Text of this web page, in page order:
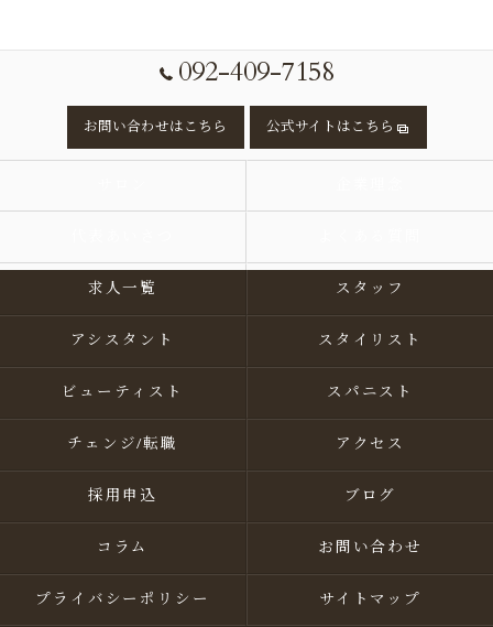
092-409-7158
お問い合わせはこちら 公式サイトはこちら
求人一覧 スタッフ
アシスタント スタイリスト
ビューティスト スパニスト
チェンジ/転職 アクセス
採用申込 ブログ
コラム お問い合わせ
プライバシーポリシー サイトマップ